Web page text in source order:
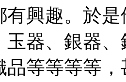
有興趣。於
玉器、銀器
品等等等等